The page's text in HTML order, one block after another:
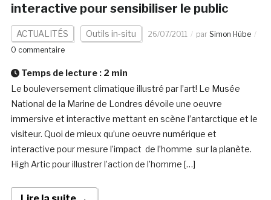
interactive pour sensibiliser le public
ACTUALITÉS Outils in-situ 26/07/2011 par Simon Hübe
0 commentaire
Temps de lecture : 2 min
Le bouleversement climatique illustré par l’art! Le Musée
National de la Marine de Londres dévoile une oeuvre
immersive et interactive mettant en scène l’antarctique et le
visiteur. Quoi de mieux qu’une oeuvre numérique et
interactive pour mesure l’impact de l’homme sur la planète.
High Artic pour illustrer l’action de l’homme […]